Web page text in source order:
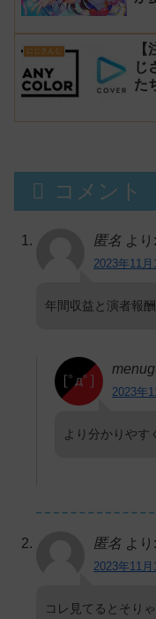
にじさんじ
じ
た
コメント
匿名 より:
2023年11
年間収益と演者報
2023年
より分かりやす
匿名 より:
2023年11
コレ見てるとそり